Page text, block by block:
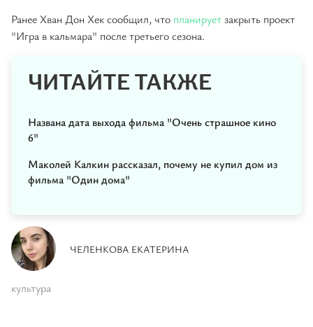
Ранее Хван Дон Хек сообщил, что планируетзакрыть проект
"Игра в кальмара" после третьего сезона.
ЧИТАЙТЕ ТАКЖЕ
Названа дата выхода фильма "Очень страшное кино
6"
Маколей Калкин рассказал, почему не купил дом из
фильма "Один дома"
ЧЕЛЕНКОВА ЕКАТЕРИНА
культура